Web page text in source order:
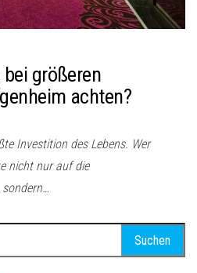
größeren
achten?
Investition des Lebens. Wer
nicht nur auf die